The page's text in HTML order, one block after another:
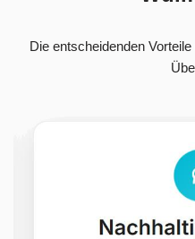
Die entscheidenden